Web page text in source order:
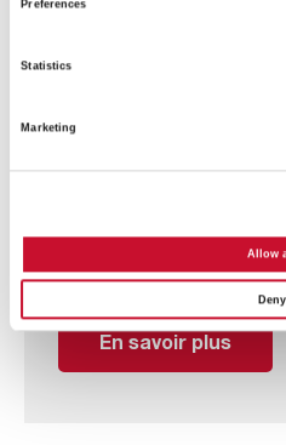
Preferences
Statistics
Marketing
Allow
Deny
Un collecteur de poussière
pour une intégration
400m³/h à 16 000m³/h.
déplacement faciles, vous
ajuster aux besoins
En savoir plus